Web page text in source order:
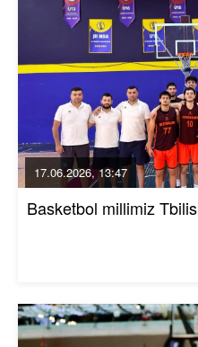
17.06.2026, 13:47
Basketbol millimiz